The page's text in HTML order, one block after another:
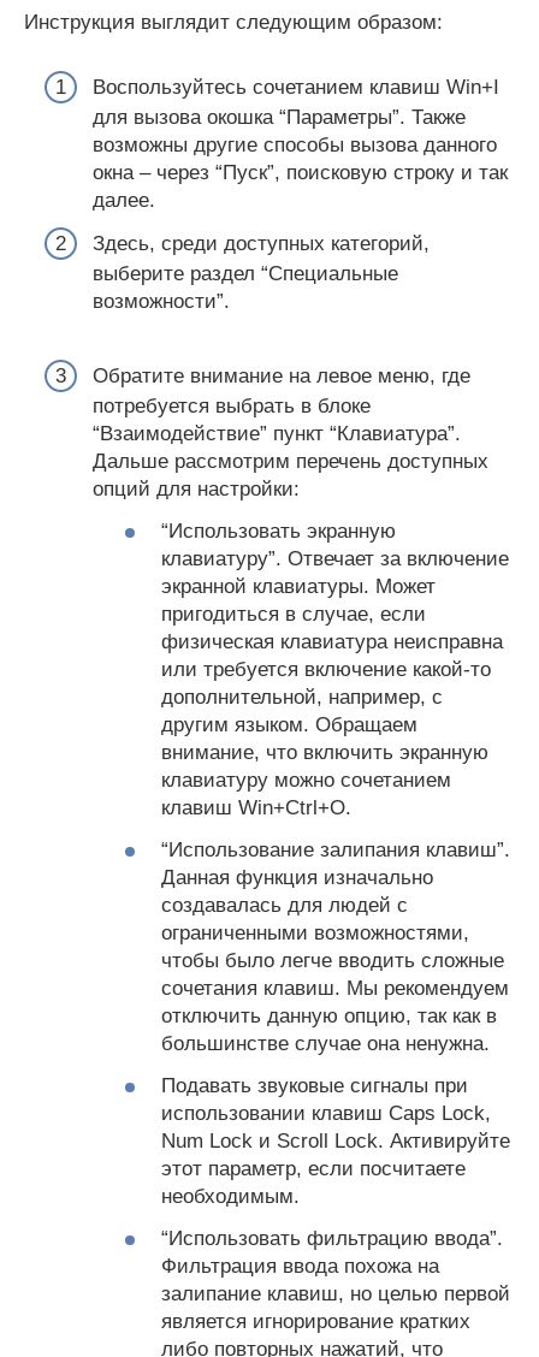
Инструкция выглядит следующим образом:
Воспользуйтесь сочетанием клавиш Win+I
для вызова окошка “Параметры”. Также
возможны другие способы вызова данного
окна – через “Пуск”, поисковую строку и так
далее.
Здесь, среди доступных категорий,
выберите раздел “Специальные
возможности”.
Обратите внимание на левое меню, где
потребуется выбрать в блоке
“Взаимодействие” пункт “Клавиатура”.
Дальше рассмотрим перечень доступных
опций для настройки:
“Использовать экранную
клавиатуру”. Отвечает за включение
экранной клавиатуры. Может
пригодиться в случае, если
физическая клавиатура неисправна
или требуется включение какой-то
дополнительной, например, с
другим языком. Обращаем
внимание, что включить экранную
клавиатуру можно сочетанием
клавиш Win+Ctrl+O.
“Использование залипания клавиш”.
Данная функция изначально
создавалась для людей с
ограниченными возможностями,
чтобы было легче вводить сложные
сочетания клавиш. Мы рекомендуем
отключить данную опцию, так как в
большинстве случае она ненужна.
Подавать звуковые сигналы при
использовании клавиш Caps Lock,
Num Lock и Scroll Lock. Активируйте
этот параметр, если посчитаете
необходимым.
“Использовать фильтрацию ввода”.
Фильтрация ввода похожа на
залипание клавиш, но целью первой
является игнорирование кратких
либо повторных нажатий, что